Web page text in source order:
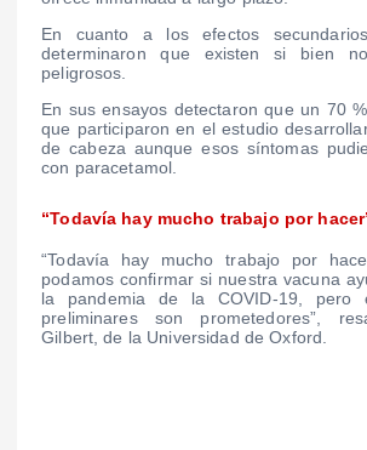
En cuanto a los efectos
determinaron que existen si bien
peligrosos.
En sus ensayos detectaron que un 70
que participaron en el estudio
de cabeza aunque esos síntomas
con paracetamol.
“Todavía hay mucho trabajo por
“Todavía hay mucho trabajo por
podamos confirmar si nuestra vacuna
la pandemia de la COVID-19, pero
preliminares son prometedores”,
Gilbert, de la Universidad de Oxford.